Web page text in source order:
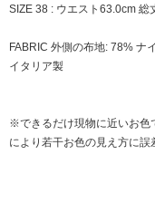
SIZE 38 : ウエスト63.0cm 総
FABRIC 外側の布地: 78% ナ
イタリア製
※できるだけ現物に近いお色
により若干お色の見え方に誤